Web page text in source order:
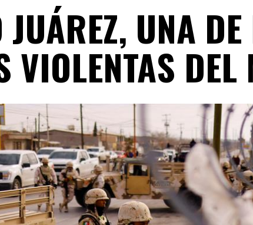
UNA
VIOLENTAS DEL